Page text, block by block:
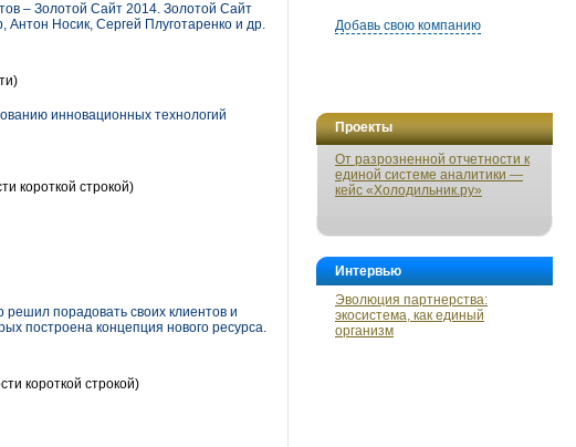
Добавь свою компанию
Проекты
От разрозненной отчетности к
единой системе аналитики —
кейс «Холодильник.ру»
Интервью
Эволюция партнерства:
экосистема, как единый
организм
– Золотой Сайт 2014. Золотой Сайт
Носик, Сергей Плуготаренко и др.
инновационных технологий
короткой строкой)
решил порадовать своих клиентов и
построена концепция нового ресурса.
короткой строкой)